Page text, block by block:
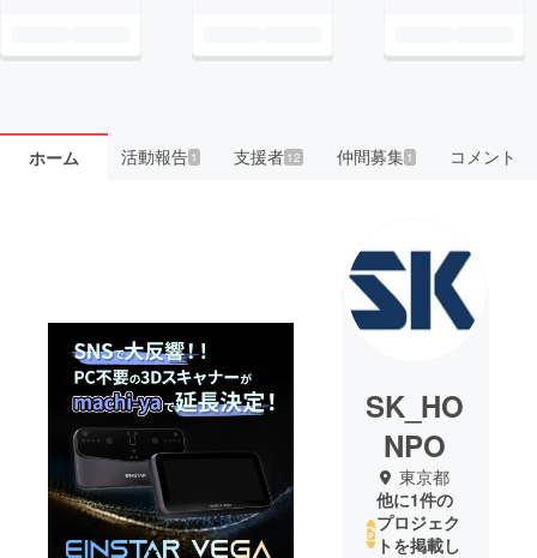
ホーム 活動報告1 支援者 12 仲間募集 1 コメント
SK_HO
NPO
東京都
他に1件の
プロジェク
トを掲載し